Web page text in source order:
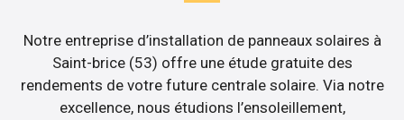
Notre entreprise d’installation de panneaux solaires à
Saint-brice (53) offre une étude gratuite des
rendements de votre future centrale solaire. Via notre
excellence, nous étudions l’ensoleillement,